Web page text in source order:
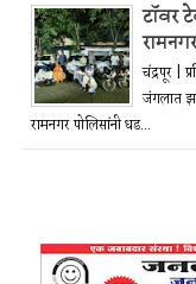
टॉवर
चंद्रपूर |
जंगलात
रामनगर पोलिसांनी धड...